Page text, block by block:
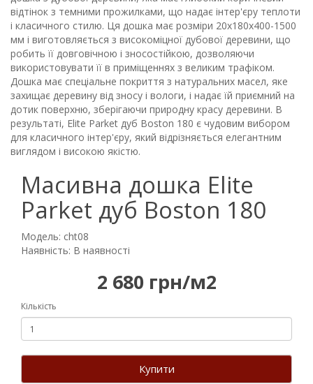
відтінок з темними прожилками, що надає інтер'єру теплоти
і класичного стилю. Ця дошка має розміри 20х180х400-1500
мм і виготовляється з високоміцної дубової деревини, що
робить її довговічною і зносостійкою, дозволяючи
використовувати її в приміщеннях з великим трафіком.
Дошка має спеціальне покриття з натуральних масел, яке
захищає деревину від зносу і вологи, і надає їй приємний на
дотик поверхню, зберігаючи природну красу деревини. В
результаті, Elite Parket дуб Boston 180 є чудовим вибором
для класичного інтер'єру, який відрізняється елегантним
виглядом і високою якістю.
Масивна дошка Elite
Parket дуб Boston 180
Модель: cht08
Наявність: В наявності
2 680 грн/м2
Кількість
Купити